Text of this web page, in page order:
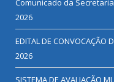
Comunicado da
2026
EDITAL DE CONVOCAÇÃO
2026
SISTEMA DE AVALIAÇÃO